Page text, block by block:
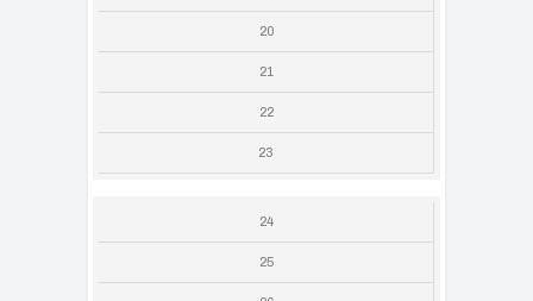
20
21
22
23
24
25